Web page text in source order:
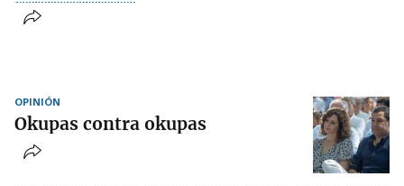
OPINIÓN
Okupas contra okupas